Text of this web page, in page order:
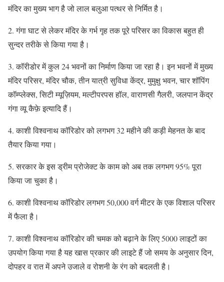
मंदिर का मुख्य भाग है जो लाल बलुआ पत्थर से निर्मित है।
2. गंगा घाट से लेकर मंदिर के गर्भ गृह तक पूरे परिसर का विकास बहुत ही
सुन्दर तरीके से किया गया है।
3. कॉरीडोर में कुल 24 भवनों का निर्माण किया जा रहा है। इन भवनों में मुख्य
मंदिर परिसर, मंदिर चौक, तीन यात्री सुविधा केंद्र, मुमुक्षु भवन, चार शॉपिंग
कॉम्प्लेक्स, सिटी म्यूज़ियम, मल्टीपरपस हॉल, वाराणसी गैलरी, जलपान केंद्र
गंगा व्यू कैफ़े इत्यादि हैं।
4. काशी विश्वनाथ कॉरिडोर को लगभग 32 महीने की कड़ी मेहनत के बाद
तैयार किया गया।
5. सरकार के इस ड्रीम प्रोजेक्ट के काम को अब तक लगभग 95% पूरा
किया जा चुका है।
6. काशी विश्वनाथ कॉरिडोर लगभग 50,000 वर्ग मीटर के एक विशाल परिसर
में फैला है।
7. काशी विश्वनाथ कॉरिडोर की चमक को बढ़ाने के लिए 5000 लाइटों का
उपयोग किया गया है यह खास प्रकार की लाइटे हैं जो समय के अनुसार दिन,
दोपहर व रात में अपने उजाले व रोशनी के रंग को बदलती है।